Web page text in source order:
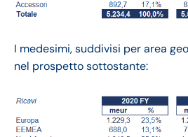
I medesimi, suddivisi per area
nel prospetto sottostante: